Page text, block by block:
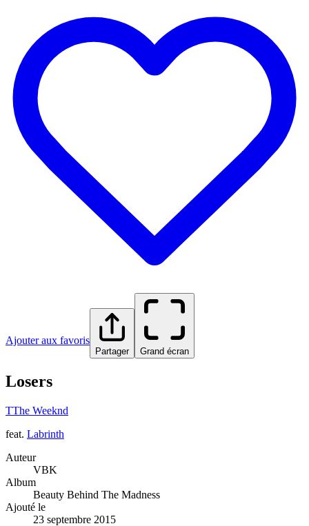
Ajouter aux favoris
Partager Grand écran
Losers
TThe Weeknd
feat. Labrinth
Auteur
VBK
Album
Beauty Behind The Madness
Ajouté le
23 septembre 2015